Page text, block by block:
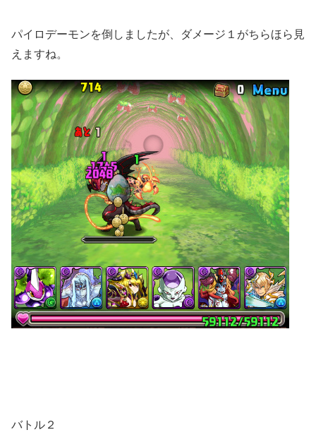
パイロデーモンを倒しましたが、ダメージ１がちらほら見
えますね。
バトル２